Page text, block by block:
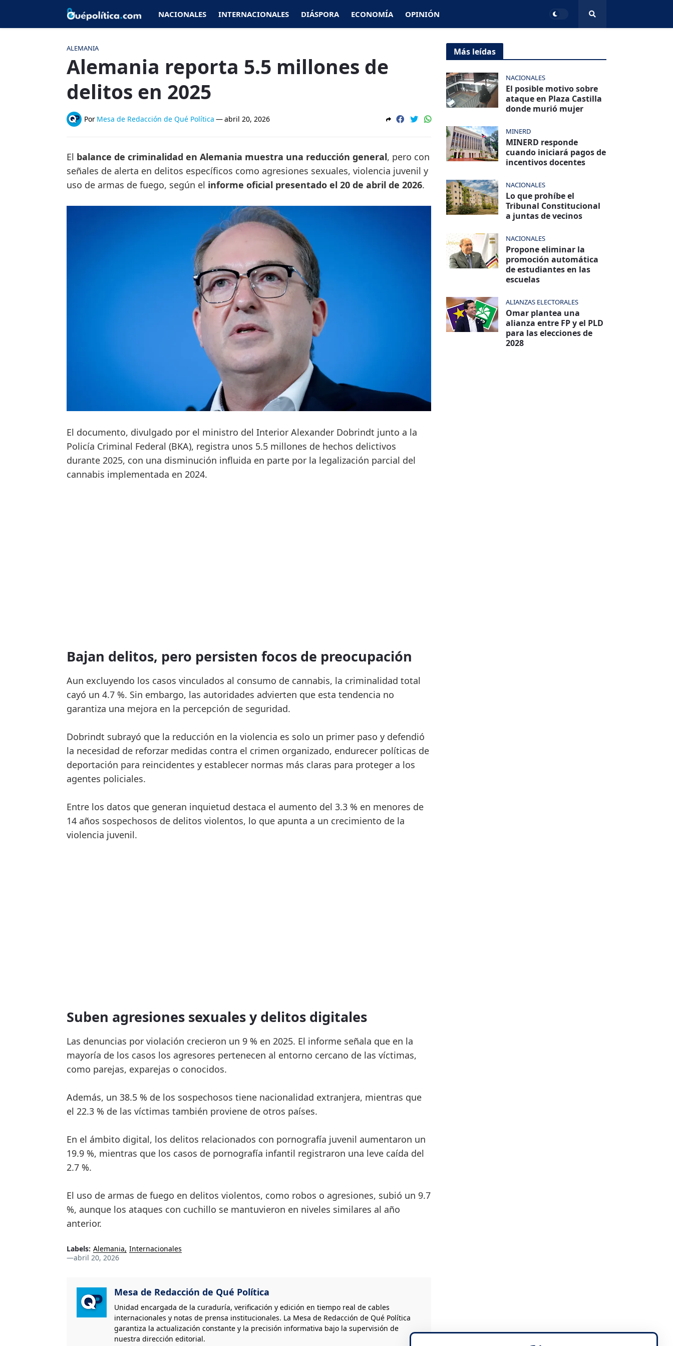
NACIONALES INTERNACIONALES DIÁSPORA ECONOMÍA OPINIÓN
ALEMANIA
Alemania reporta 5.5 millones de
delitos en 2025
Por Mesa de Redacción de Qué Política —abril 20, 2026
El balance de criminalidad en Alemania muestra una reducción general, pero con
señales de alerta en delitos específicos como agresiones sexuales, violencia juvenil y
uso de armas de fuego, según el informe oficial presentado el 20 de abril de 2026.
El documento, divulgado por el ministro del Interior Alexander Dobrindt junto a la
Policía Criminal Federal (BKA), registra unos 5.5 millones de hechos delictivos
durante 2025, con una disminución influida en parte por la legalización parcial del
cannabis implementada en 2024.
Bajan delitos, pero persisten focos de preocupación
Aun excluyendo los casos vinculados al consumo de cannabis, la criminalidad total
cayó un 4.7 %. Sin embargo, las autoridades advierten que esta tendencia no
garantiza una mejora en la percepción de seguridad.
Dobrindt subrayó que la reducción en la violencia es solo un primer paso y defendió
la necesidad de reforzar medidas contra el crimen organizado, endurecer políticas de
deportación para reincidentes y establecer normas más claras para proteger a los
agentes policiales.
Entre los datos que generan inquietud destaca el aumento del 3.3 % en menores de
14 años sospechosos de delitos violentos, lo que apunta a un crecimiento de la
violencia juvenil.
Suben agresiones sexuales y delitos digitales
Las denuncias por violación crecieron un 9 % en 2025. El informe señala que en la
mayoría de los casos los agresores pertenecen al entorno cercano de las víctimas,
como parejas, exparejas o conocidos.
Además, un 38.5 % de los sospechosos tiene nacionalidad extranjera, mientras que
el 22.3 % de las víctimas también proviene de otros países.
En el ámbito digital, los delitos relacionados con pornografía juvenil aumentaron un
19.9 %, mientras que los casos de pornografía infantil registraron una leve caída del
2.7 %.
El uso de armas de fuego en delitos violentos, como robos o agresiones, subió un 9.7
%, aunque los ataques con cuchillo se mantuvieron en niveles similares al año
anterior.
Labels: Alemania Internacionales
—abril 20, 2026
Mesa de Redacción de Qué Política
Unidad encargada de la curaduría, verificación y edición en tiempo real de cables
internacionales y notas de prensa institucionales. La Mesa de Redacción de Qué Política
garantiza la actualización constante y la precisión informativa bajo la supervisión de
nuestra dirección editorial.
Más leídas
NACIONALES
El posible motivo sobre
ataque en Plaza Castilla
donde murió mujer
MINERD
MINERD responde
cuando iniciará pagos de
incentivos docentes
NACIONALES
Lo que prohíbe el
Tribunal Constitucional
a juntas de vecinos
NACIONALES
Propone eliminar la
promoción automática
de estudiantes en las
escuelas
ALIANZAS ELECTORALES
Omar plantea una
alianza entre FP y el PLD
para las elecciones de
2028